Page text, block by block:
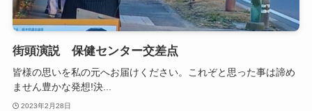
街頭演説 保健センター交差点
皆様の思いを私の元へお届けください。これぞと思った事は諦め
ません豊かな発想!決...
2023年2月28日